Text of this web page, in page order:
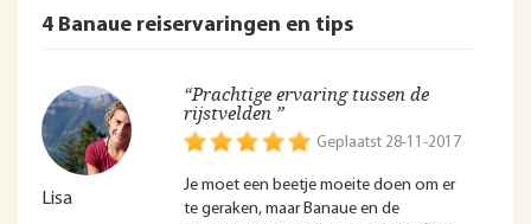
4 Banaue reiservaringen en tips
Lisa
“Prachtige ervaring tussen de
rijstvelden ”
Geplaatst 28-11-2017
Je moet een beetje moeite doen om er
te geraken, maar Banaue en de